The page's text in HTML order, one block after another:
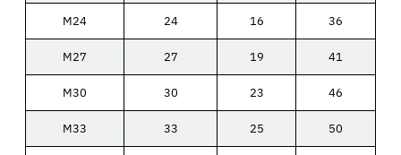
M24 24 16 36
M27 27 19 41
M30 30 23 46
M33 33 25 50